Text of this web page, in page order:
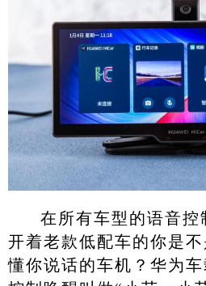
在所有车型的语音控
开着老款低配车的你是
懂你说话的车机？华为